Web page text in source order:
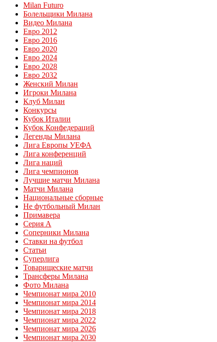
Milan Futuro
Болельщики Милана
Видео Милана
Евро 2012
Евро 2016
Евро 2020
Евро 2024
Евро 2028
Евро 2032
Женский Милан
Игроки Милана
Клуб Милан
Конкурсы
Кубок Италии
Кубок Конфедераций
Легенды Милана
Лига Европы УЕФА
Лига конференций
Лига наций
Лига чемпионов
Лучшие матчи Милана
Матчи Милана
Национальные сборные
Не футбольный Милан
Примавера
Серия А
Соперники Милана
Ставки на футбол
Статьи
Суперлига
Товарищеские матчи
Трансферы Милана
Фото Милана
Чемпионат мира 2010
Чемпионат мира 2014
Чемпионат мира 2018
Чемпионат мира 2022
Чемпионат мира 2026
Чемпионат мира 2030